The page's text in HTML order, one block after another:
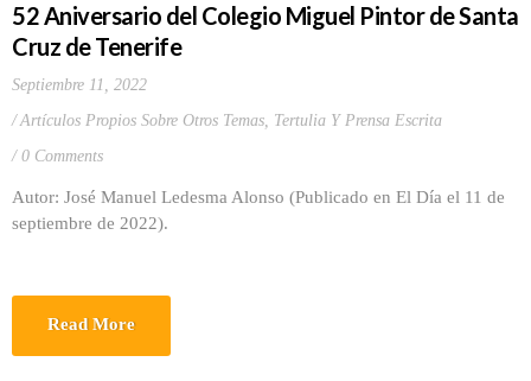
52 Aniversario del Colegio Miguel Pintor de Santa
Cruz de Tenerife
Septiembre 11, 2022
Artículos Propios Sobre Otros Temas, Tertulia Y Prensa Escrita
0 Comments
Autor: José Manuel Ledesma Alonso (Publicado en El Día el 11 de
septiembre de 2022).
Read More